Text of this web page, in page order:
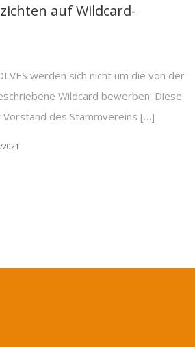
auf Wildcard-
werden sich nicht um die von der
Wildcard bewerben. Diese
Vorstand des Stammvereins […]
2021